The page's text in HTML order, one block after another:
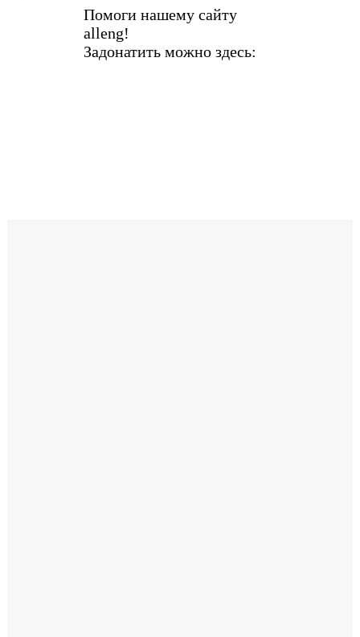
Помоги нашему сайту
alleng!
Задонатить можно здесь: